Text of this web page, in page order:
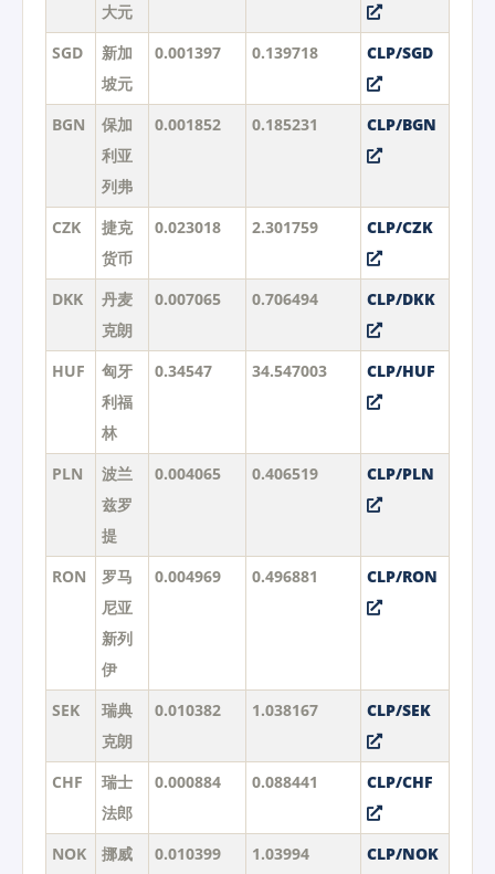
大元
SGD
新加
坡元
0.001397 0.139718 CLP/SGD
BGN
保加
利亚
列弗
0.001852 0.185231 CLP/BGN
CZK
捷克
货币
0.023018 2.301759 CLP/CZK
DKK
丹麦
克朗
0.007065 0.706494 CLP/DKK
HUF
匈牙
利福
林
0.34547 34.547003 CLP/HUF
PLN
波兰
兹罗
提
0.004065 0.406519 CLP/PLN
RON
罗马
尼亚
新列
伊
0.004969 0.496881 CLP/RON
SEK
瑞典
克朗
0.010382 1.038167 CLP/SEK
CHF
瑞士
法郎
0.000884 0.088441 CLP/CHF
NOK
挪威
0.010399 1.03994 CLP/NOK